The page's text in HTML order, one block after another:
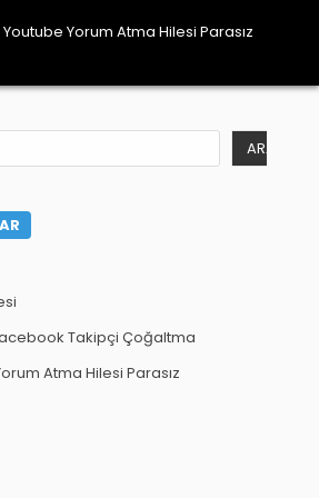
Youtube Yorum Atma Hilesi Parasız
ARA
Takipçi Çoğaltma
Atma Hilesi Parasız